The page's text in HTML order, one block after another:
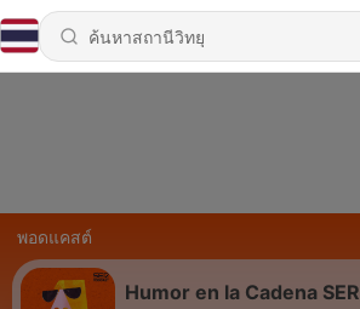
พอดแคสต์
Humor en la Cadena SER